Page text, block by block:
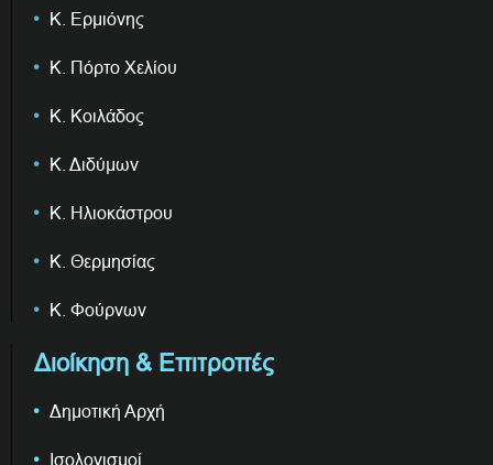
Κ. Ερμιόνης
Κ. Πόρτο Χελίου
Κ. Κοιλάδος
Κ. Διδύμων
Κ. Ηλιοκάστρου
Κ. Θερμησίας
Κ. Φούρνων
Διοίκηση & Επιτροπές
Δημοτική Αρχή
Ισολογισμοί